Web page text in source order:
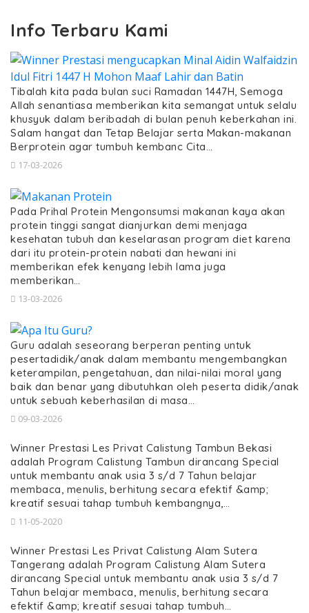
Info Terbaru Kami
Tibalah kita pada bulan suci Ramadan 1447H, Semoga
Allah senantiasa memberikan kita semangat untuk selalu
khusyuk dalam beribadah di bulan penuh keberkahan ini.
Salam hangat dan Tetap Belajar serta Makan-makanan
Berprotein agar tumbuh kembanc Cita…
17-03-2026
Pada Prihal Protein Mengonsumsi makanan kaya akan
protein tinggi sangat dianjurkan demi menjaga
kesehatan tubuh dan keselarasan program diet karena
dari itu protein-protein nabati dan hewani ini
memberikan efek kenyang lebih lama juga
memberikan…
13-03-2026
Guru adalah seseorang berperan penting untuk
pesertadidik/anak dalam membantu mengembangkan
keterampilan, pengetahuan, dan nilai-nilai moral yang
baik dan benar yang dibutuhkan oleh peserta didik/anak
untuk sebuah keberhasilan di masa…
09-03-2026
Winner Prestasi Les Privat Calistung Tambun Bekasi
adalah Program Calistung Tambun dirancang Special
untuk membantu anak usia 3 s/d 7 Tahun belajar
membaca, menulis, berhitung secara efektif &amp;
kreatif sesuai tahap tumbuh kembangnya,…
11-05-2020
Winner Prestasi Les Privat Calistung Alam Sutera
Tangerang adalah Program Calistung Alam Sutera
dirancang Special untuk membantu anak usia 3 s/d 7
Tahun belajar membaca, menulis, berhitung secara
efektif &amp; kreatif sesuai tahap tumbuh…